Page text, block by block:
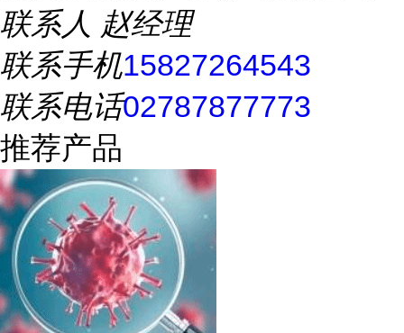
联系人 赵经理
联系手机15827264543
联系电话02787877773
推荐产品